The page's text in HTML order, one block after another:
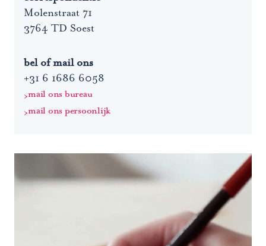
Molenstraat 71
3764 TD Soest
bel of mail ons
+31 6 1686 6058
mail ons bureau
mail ons persoonlijk